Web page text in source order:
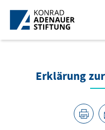
Skip to Main Content
Erklärung